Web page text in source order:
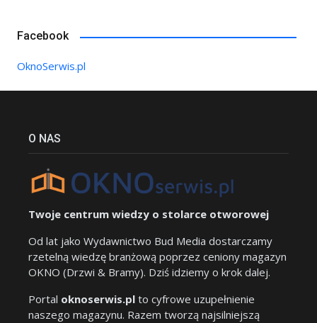
Facebook
OknoSerwis.pl
O NAS
Twoje centrum wiedzy o stolarce otworowej
Od lat jako Wydawnictwo Bud Media dostarczamy
rzetelną wiedzę branżową poprzez ceniony magazyn
OKNO (Drzwi & Bramy). Dziś idziemy o krok dalej.
Portal oknoserwis.pl to cyfrowe uzupełnienie
naszego magazynu. Razem tworzą najsilniejszą